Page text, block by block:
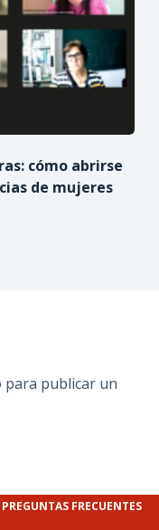
cómo abrirse
de mujeres
para publicar un
PREGUNTAS FRECUENTES